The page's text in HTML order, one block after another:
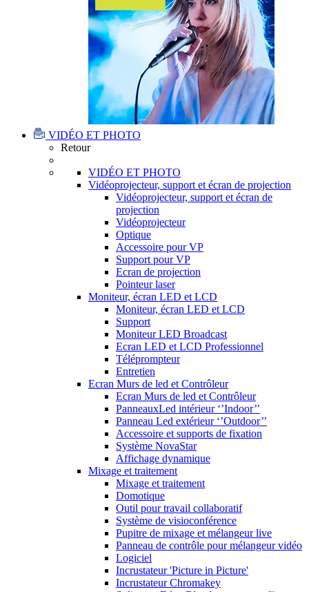
VIDÉO ET PHOTO
Retour
VIDÉO ET PHOTO
Vidéoprojecteur, support et écran de projection
Vidéoprojecteur, support et écran de
projection
Vidéoprojecteur
Optique
Accessoire pour VP
Support pour VP
Ecran de projection
Pointeur laser
Moniteur, écran LED et LCD
Moniteur, écran LED et LCD
Support
Moniteur LED Broadcast
Ecran LED et LCD Professionnel
Téléprompteur
Entretien
Ecran Murs de led et Contrôleur
Ecran Murs de led et Contrôleur
PanneauxLed intérieur ‘’Indoor’’
Panneau Led extérieur ‘’Outdoor’’
Accessoire et supports de fixation
Système NovaStar
Affichage dynamique
Mixage et traitement
Mixage et traitement
Domotique
Outil pour travail collaboratif
Système de visioconférence
Pupitre de mixage et mélangeur live
Panneau de contrôle pour mélangeur vidéo
Logiciel
Incrustateur 'Picture in Picture'
Incrustateur Chromakey